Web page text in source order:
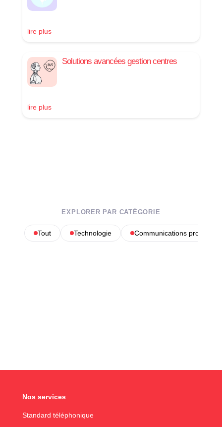
lire plus
Solutions avancées gestion centres
lire plus
EXPLORER PAR CATÉGORIE
Tout Technologie Communications
Nos services
Standard téléphonique